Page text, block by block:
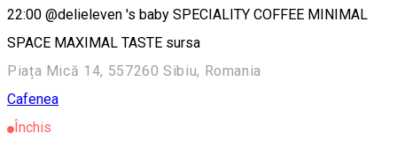
22:00 @delieleven 's baby SPECIALITY COFFEE MINIMAL
SPACE MAXIMAL TASTE sursa
Piața Mică 14, 557260 Sibiu, Romania
Cafenea
Închis